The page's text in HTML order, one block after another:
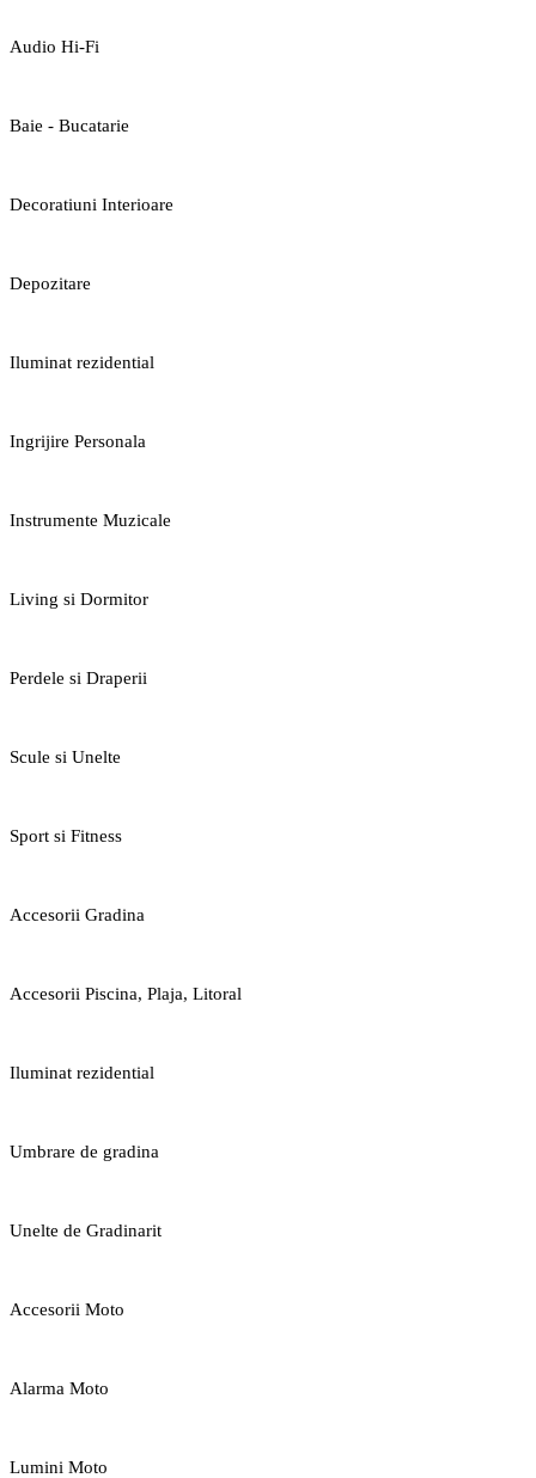
Audio Hi-Fi
Baie - Bucatarie
Decoratiuni Interioare
Depozitare
Iluminat rezidential
Ingrijire Personala
Instrumente Muzicale
Living si Dormitor
Perdele si Draperii
Scule si Unelte
Sport si Fitness
Accesorii Gradina
Accesorii Piscina, Plaja, Litoral
Iluminat rezidential
Umbrare de gradina
Unelte de Gradinarit
Accesorii Moto
Alarma Moto
Lumini Moto